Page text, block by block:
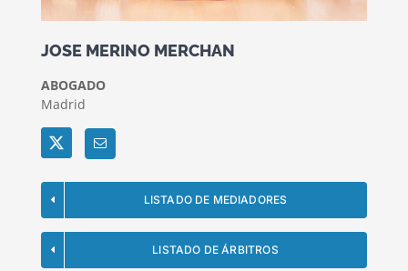
JOSE MERINO MERCHAN
ABOGADO
Madrid
Twitter
LISTADO DE MEDIADORES
LISTADO DE ÁRBITROS